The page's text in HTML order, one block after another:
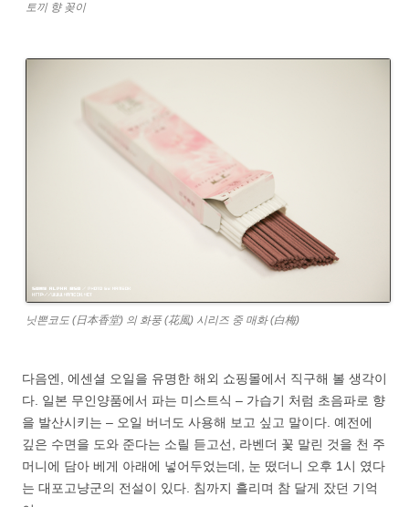
토끼 향 꽂이
닛뽄코도 (日本香堂) 의 화풍 (花風) 시리즈 중 매화 (白梅)
다음엔, 에센셜 오일을 유명한 해외 쇼핑몰에서 직구해 볼 생각이
다. 일본 무인양품에서 파는 미스트식 – 가습기 처럼 초음파로 향
을 발산시키는 – 오일 버너도 사용해 보고 싶고 말이다. 예전에
깊은 수면을 도와 준다는 소릴 듣고선, 라벤더 꽃 말린 것을 천 주
머니에 담아 베게 아래에 넣어두었는데, 눈 떴더니 오후 1시 였다
는 대포고냥군의 전설이 있다. 침까지 흘리며 참 달게 잤던 기억